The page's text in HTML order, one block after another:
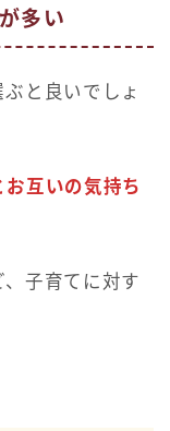
多い
と良いでしょ
互いの気持ち
子育てに対す